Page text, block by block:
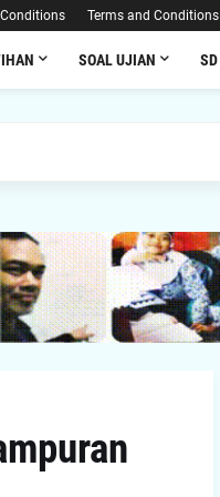
Terms and Conditions
SOAL UJIAN SD